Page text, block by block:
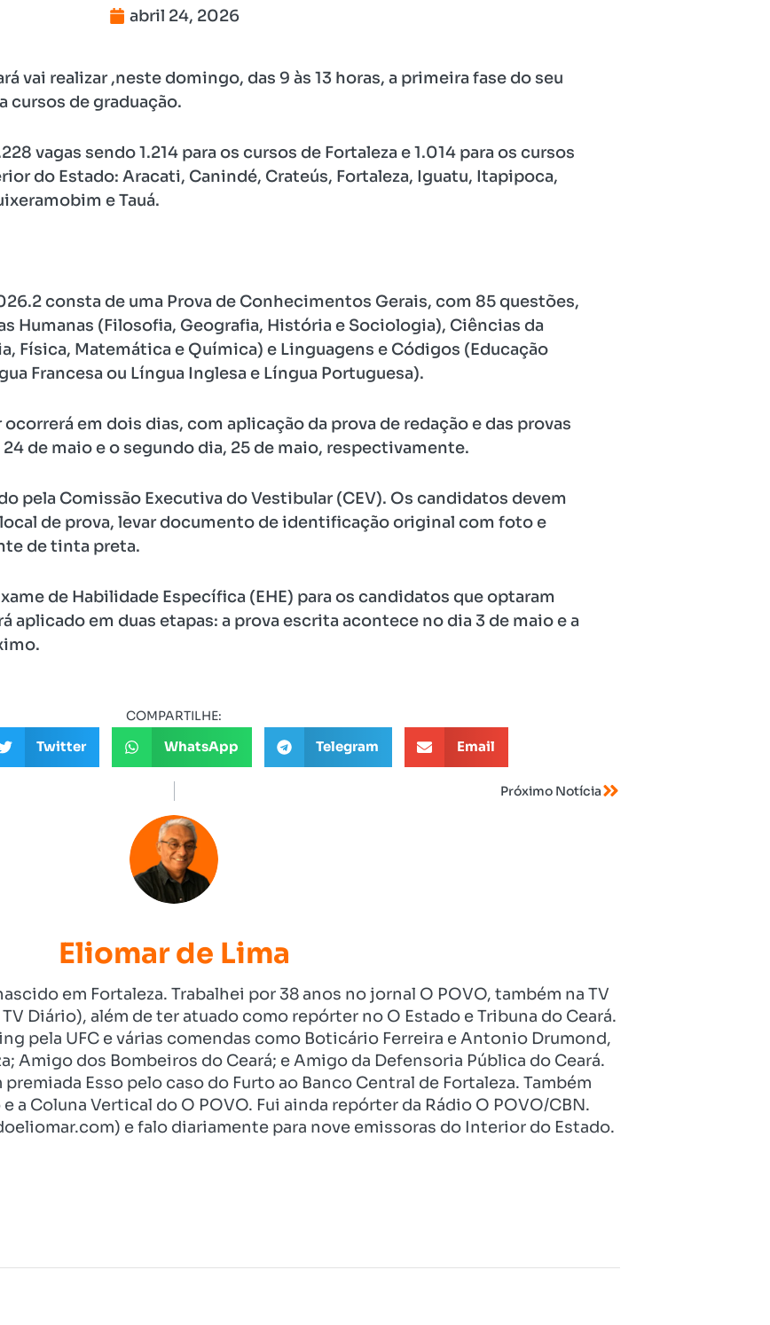
abril 24, 2026
vai realizar ,neste domingo, das 9 às 13 horas, a primeira fase do seu
cursos de graduação.
vagas sendo 1.214 para os cursos de Fortaleza e 1.014 para os cursos
do Estado: Aracati, Canindé, Crateús, Fortaleza, Iguatu, Itapipoca,
e Tauá.
consta de uma Prova de Conhecimentos Gerais, com 85 questões,
Humanas (Filosofia, Geografia, História e Sociologia), Ciências da
Física, Matemática e Química) e Linguagens e Códigos (Educação
Francesa ou Língua Inglesa e Língua Portuguesa).
em dois dias, com aplicação da prova de redação e das provas
de maio e o segundo dia, 25 de maio, respectivamente.
pela Comissão Executiva do Vestibular (CEV). Os candidatos devem
de prova, levar documento de identificação original com foto e
de tinta preta.
de Habilidade Específica (EHE) para os candidatos que optaram
aplicado em duas etapas: a prova escrita acontece no dia 3 de maio e a
COMPARTILHE:
Twitter WhatsApp Telegram Email
Próximo Notícia
Eliomar de Lima
em Fortaleza. Trabalhei por 38 anos no jornal O POVO, também na TV
Diário), além de ter atuado como repórter no O Estado e Tribuna do Ceará.
pela UFC e várias comendas como Boticário Ferreira e Antonio Drumond,
Amigo dos Bombeiros do Ceará; e Amigo da Defensoria Pública do Ceará.
Esso pelo caso do Furto ao Banco Central de Fortaleza. Também
a Coluna Vertical do O POVO. Fui ainda repórter da Rádio O POVO/CBN.
e falo diariamente para nove emissoras do Interior do Estado.